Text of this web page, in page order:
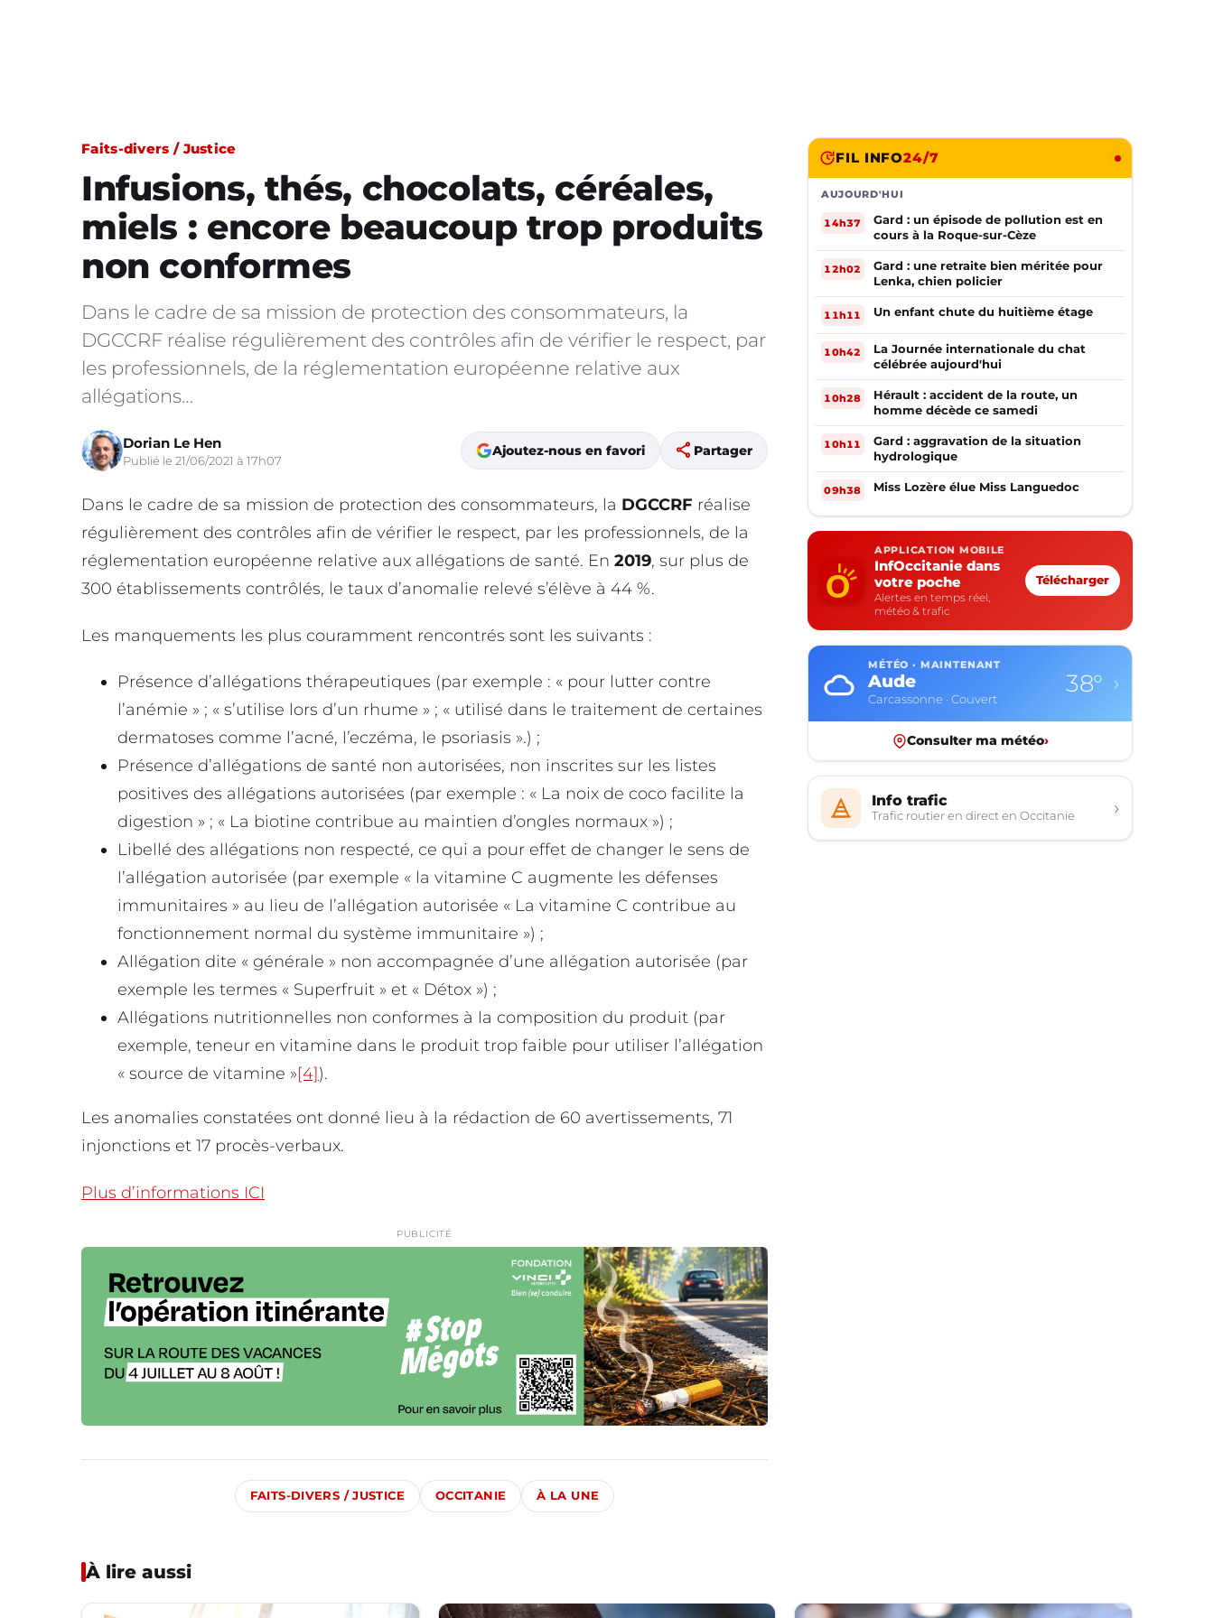
Faits-divers / Justice
Infusions, thés, chocolats, céréales,
miels : encore beaucoup trop produits
non conformes
Dans le cadre de sa mission de protection des consommateurs, la
DGCCRF réalise régulièrement des contrôles afin de vérifier le respect, par
les professionnels, de la réglementation européenne relative aux
allégations…
Dorian Le Hen
Publié le 21/06/2021 à 17h07
Ajoutez-nous en favori share Partager
Dans le cadre de sa mission de protection des consommateurs, la DGCCRF réalise
régulièrement des contrôles afin de vérifier le respect, par les professionnels, de la
réglementation européenne relative aux allégations de santé. En 2019, sur plus de
300 établissements contrôlés, le taux d’anomalie relevé s’élève à 44 %.
Les manquements les plus couramment rencontrés sont les suivants :
Présence d’allégations thérapeutiques (par exemple : « pour lutter contre
l’anémie » ; « s’utilise lors d’un rhume » ; « utilisé dans le traitement de certaines
dermatoses comme l’acné, l’eczéma, le psoriasis ».) ;
Présence d’allégations de santé non autorisées, non inscrites sur les listes
positives des allégations autorisées (par exemple : « La noix de coco facilite la
digestion » ; « La biotine contribue au maintien d’ongles normaux ») ;
Libellé des allégations non respecté, ce qui a pour effet de changer le sens de
l’allégation autorisée (par exemple « la vitamine C augmente les défenses
immunitaires » au lieu de l’allégation autorisée « La vitamine C contribue au
fonctionnement normal du système immunitaire ») ;
Allégation dite « générale » non accompagnée d’une allégation autorisée (par
exemple les termes « Superfruit » et « Détox ») ;
Allégations nutritionnelles non conformes à la composition du produit (par
exemple, teneur en vitamine dans le produit trop faible pour utiliser l’allégation
« source de vitamine »[4]).
Les anomalies constatées ont donné lieu à la rédaction de 60 avertissements, 71
injonctions et 17 procès-verbaux.
Plus d’informations ICI
PUBLICITÉ
FAITS-DIVERS / JUSTICE OCCITANIE À LA UNE
FIL INFO24/7
AUJOURD'HUI
14h37
Gard : un épisode de pollution est en
cours à la Roque-sur-Cèze
12h02
Gard : une retraite bien méritée pour
Lenka, chien policier
11h11 Un enfant chute du huitième étage
10h42
La Journée internationale du chat
célébrée aujourd'hui
10h28
Hérault : accident de la route, un
homme décède ce samedi
10h11
Gard : aggravation de la situation
hydrologique
09h38 Miss Lozère élue Miss Languedoc
APPLICATION MOBILE
InfOccitanie dans
votre poche
Alertes en temps réel,
météo & trafic
Télécharger
MÉTÉO · MAINTENANT
Aude
Carcassonne · Couvert
38° ›
Consulter ma météo›
Info trafic
Trafic routier en direct en Occitanie ›
À lire aussi